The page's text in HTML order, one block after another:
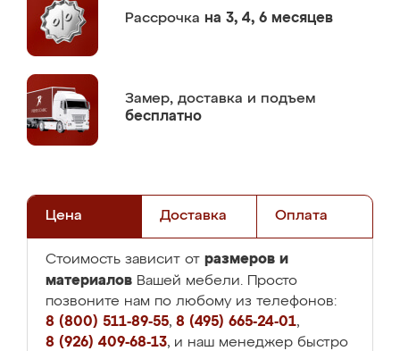
Рассрочка на 3, 4, 6 месяцев
Замер, доставка и подъем
бесплатно
Цена Доставка Оплата
Стоимость зависит от размеров и
материалов Вашей мебели. Просто
позвоните нам по любому из телефонов:
8 (800) 511-89-55, 8 (495) 665-24-01,
8 (926) 409-68-13, и наш менеджер быстро